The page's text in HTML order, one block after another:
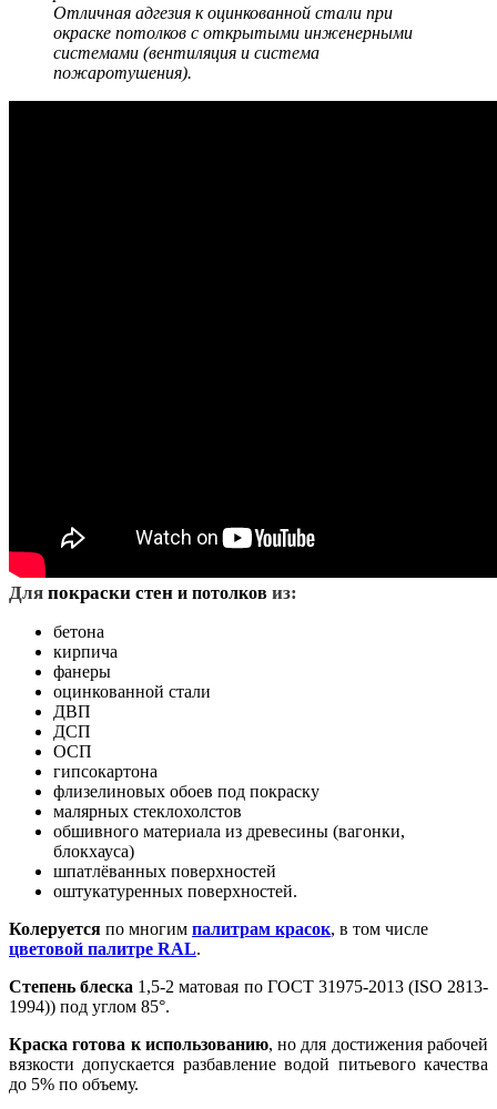
Отличная адгезия к оцинкованной стали при
окраске потолков с открытыми инженерными
системами (вентиляция и система
пожаротушения).
Для покраски стен и потолков из:
бетона
кирпича
фанеры
оцинкованной стали
ДВП
ДСП
ОСП
гипсокартона
флизелиновых обоев под покраску
малярных стеклохолстов
обшивного материала из древесины (вагонки,
блокхауса)
шпатлёванных поверхностей
оштукатуренных поверхностей.
Колеруется по многим палитрам красок, в том числе
цветовой палитре RAL.
Степень блеска 1,5-2 матовая по ГОСТ 31975-2013 (ISO 2813-
1994)) под углом 85°.
Краска готова к использованию, но для достижения рабочей
вязкости допускается разбавление водой питьевого качества
до 5% по объему.